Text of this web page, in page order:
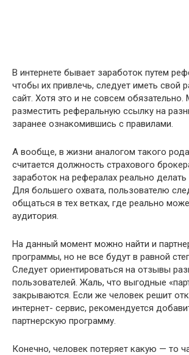
В интернете бывает заработок путем
чтобы их привлечь, следует иметь свой
сайт. Хотя это и не совсем
разместить реферальную ссылку на
заранее ознакомившись с правилами.
А вообще, в жизни аналогом такого
считается должность страхового
заработок на рефералах реально делать
Для большего охвата, пользователю
общаться в тех ветках, где реально
аудитория.
На данный момент можно найти и
программы, но не все будут в равной
Следует ориентироваться на отзывы
пользователей. Жаль, что выгодные
закрываются. Если же человек решит
интернет- сервис, рекомендуется
партнерскую программу.
Конечно, человек потеряет какую — то